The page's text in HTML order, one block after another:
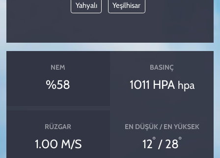
Yahyalı Yeşilhisar
NEM
%58
BASINÇ
1011 HPA hpa
RÜZGAR
1.00 M/S
EN DÜŞÜK / EN YÜKSEK
12° / 28°